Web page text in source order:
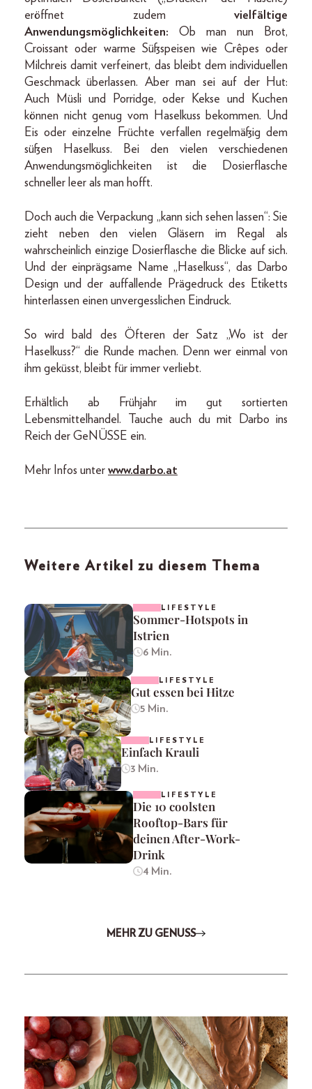
eröffnet zudem vielfältige
Anwendungsmöglichkeiten: Ob man nun Brot,
Croissant oder warme Süßspeisen wie Crêpes oder
Milchreis damit verfeinert, das bleibt dem individuellen
Geschmack überlassen. Aber man sei auf der Hut:
Auch Müsli und Porridge, oder Kekse und Kuchen
können nicht genug vom Haselkuss bekommen. Und
Eis oder einzelne Früchte verfallen regelmäßig dem
süßen Haselkuss. Bei den vielen verschiedenen
Anwendungsmöglichkeiten ist die Dosierflasche
schneller leer als man hofft.
Doch auch die Verpackung „kann sich sehen lassen“: Sie
zieht neben den vielen Gläsern im Regal als
wahrscheinlich einzige Dosierflasche die Blicke auf sich.
Und der einprägsame Name „Haselkuss“, das Darbo
Design und der auffallende Prägedruck des Etiketts
hinterlassen einen unvergesslichen Eindruck.
So wird bald des Öfteren der Satz „Wo ist der
Haselkuss?“ die Runde machen. Denn wer einmal von
ihm geküsst, bleibt für immer verliebt.
Erhältlich ab Frühjahr im gut sortierten
Lebensmittelhandel. Tauche auch du mit Darbo ins
Reich der GeNÜSSE ein.
Mehr Infos unter www.darbo.at
Weitere Artikel zu diesem Thema
LIFESTYLE
Sommer-Hotspots in
Istrien
6 Min.
LIFESTYLE
Gut essen bei Hitze
5 Min.
LIFESTYLE
Einfach Krauli
3 Min.
LIFESTYLE
Die 10 coolsten
Rooftop-Bars für
deinen After-Work-
Drink
4 Min.
MEHR ZU GENUSS